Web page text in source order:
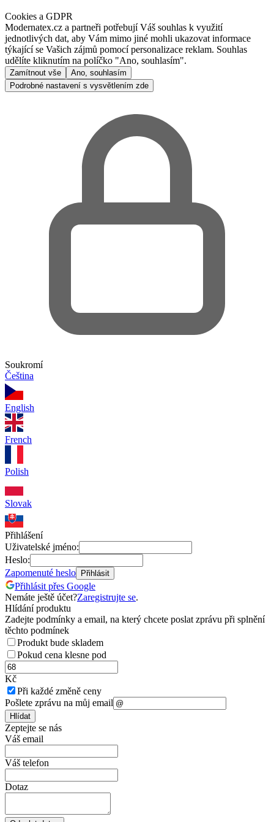
Cookies a GDPR
Modernatex.cz a partneři potřebují Váš souhlas k využití
jednotlivých dat, aby Vám mimo jiné mohli ukazovat informace
týkající se Vašich zájmů pomocí personalizace reklam. Souhlas
udělíte kliknutím na políčko "Ano, souhlasím".
Zamítnout vše
Ano, souhlasím
Podrobné nastavení s vysvětlením zde
Soukromí
Čeština
English
French
Polish
Slovak
Přihlášení
Uživatelské jméno:
Heslo:
Zapomenuté heslo
Přihlásit
Přihlásit přes Google
Nemáte ještě účet?Zaregistrujte se.
Hlídání produktu
Zadejte podmínky a email, na který chcete poslat zprávu při splnění
těchto podmínek
Produkt bude skladem
Pokud cena klesne pod
Kč
Při každé změně ceny
Pošlete zprávu na můj email
Hlídat
Zeptejte se nás
Váš email
Váš telefon
Dotaz